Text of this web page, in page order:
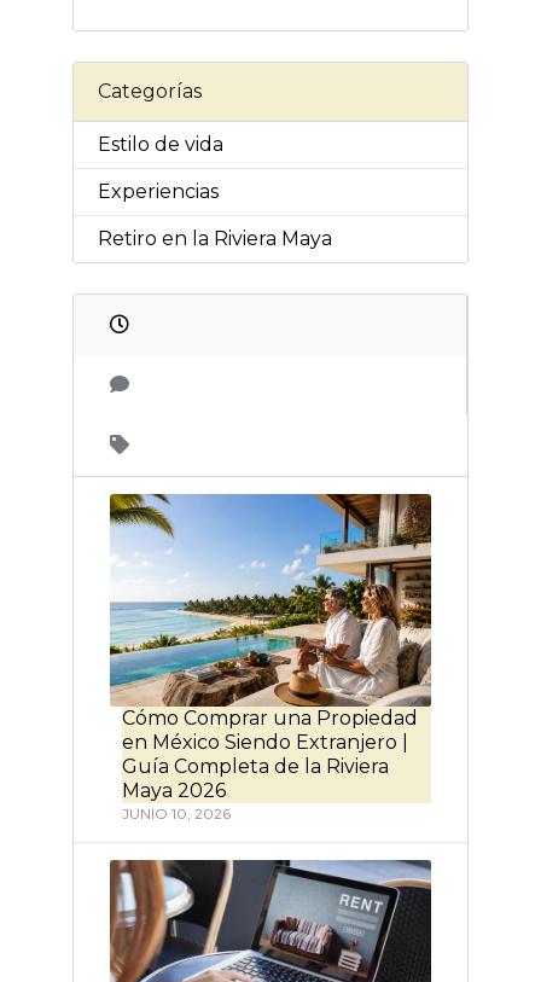
Categorías
Estilo de vida
Experiencias
Retiro en la Riviera Maya
Cómo Comprar una Propiedad
en México Siendo Extranjero |
Guía Completa de la Riviera
Maya 2026
JUNIO 10, 2026